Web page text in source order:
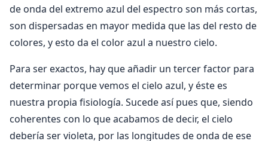
de onda del extremo azul del espectro son más cortas,
son dispersadas en mayor medida que las del resto de
colores, y esto da el color azul a nuestro cielo.
Para ser exactos, hay que añadir un tercer factor para
determinar porque vemos el cielo azul, y éste es
nuestra propia fisiología. Sucede así pues que, siendo
coherentes con lo que acabamos de decir, el cielo
debería ser violeta, por las longitudes de onda de ese